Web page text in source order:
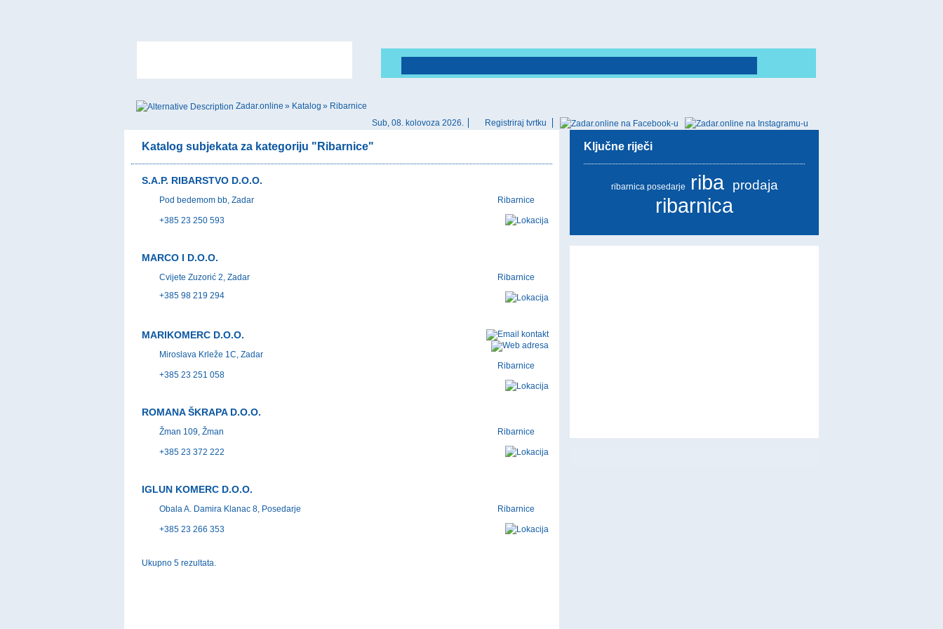
Zadar.online » Katalog » Ribarnice
Sub, 08. kolovoza 2026.
Registriraj tvrtku
Katalog subjekata za kategoriju "Ribarnice"
S.A.P. RIBARSTVO D.O.O.
Pod bedemom bb, Zadar Ribarnice
+385 23 250 593
MARCO I D.O.O.
Cvijete Zuzorić 2, Zadar
Ribarnice
+385 98 219 294
MARIKOMERC D.O.O.
Miroslava Krleže 1C, Zadar
Ribarnice
+385 23 251 058
ROMANA ŠKRAPA D.O.O.
Žman 109, Žman Ribarnice
+385 23 372 222
IGLUN KOMERC D.O.O.
Obala A. Damira Klanac 8, Posedarje Ribarnice
+385 23 266 353
Ukupno 5 rezultata.
Ključne riječi
ribarnica posedarje riba prodaja
ribarnica